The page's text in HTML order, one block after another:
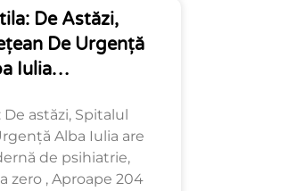
De Astăzi,
De Urgență
Iulia…
astăzi, Spitalul
Alba Iulia are
de psihiatrie,
zero , Aproape 204